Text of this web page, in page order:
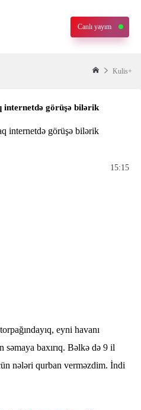
Canlı yayım
Kulis+
internetdə görüşə bilərik
15:15
eyni havanı
baxırıq. Bəlkə də 9 il
nələri qurban verməzdim. İndi